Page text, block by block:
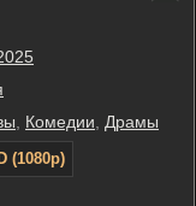
Комедии
Драмы
(1080p)